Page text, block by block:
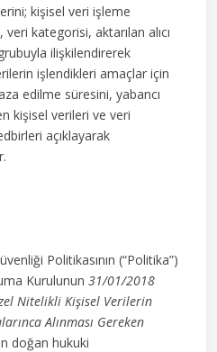
kişisel veri işleme
kategorisi, aktarılan alıcı
ilişkilendirerek
işlendikleri amaçlar için
edilme süresini, yabancı
kişisel verileri ve veri
açıklayarak
Politikasının (“Politika”)
Kurulunun 31/01/2018
Nitelikli Kişisel Verilerin
Alınması Gereken
doğan hukuki